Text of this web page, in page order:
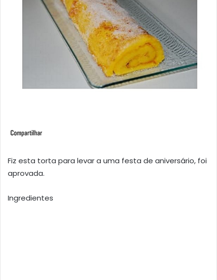
Fiz esta torta para levar a uma festa de aniversário, foi
aprovada.
Ingredientes